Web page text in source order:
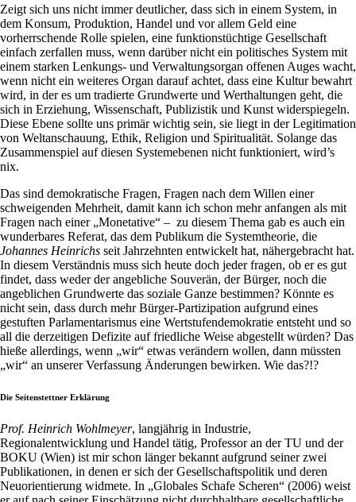
Zeigt sich uns nicht immer deutlicher, dass sich in einem System, in
dem Konsum, Produktion, Handel und vor allem Geld eine
vorherrschende Rolle spielen, eine funktionstüchtige Gesellschaft
einfach zerfallen muss, wenn darüber nicht ein politisches System mit
einem starken Lenkungs- und Verwaltungsorgan offenen Auges wacht,
wenn nicht ein weiteres Organ darauf achtet, dass eine Kultur bewahrt
wird, in der es um tradierte Grundwerte und Werthaltungen geht, die
sich in Erziehung, Wissenschaft, Publizistik und Kunst widerspiegeln.
Diese Ebene sollte uns primär wichtig sein, sie liegt in der Legitimation
von Weltanschauung, Ethik, Religion und Spiritualität. Solange das
Zusammenspiel auf diesen Systemebenen nicht funktioniert, wird’s
nix.
Das sind demokratische Fragen, Fragen nach dem Willen einer
schweigenden Mehrheit, damit kann ich schon mehr anfangen als mit
Fragen nach einer „Monetative“ – zu diesem Thema gab es auch ein
wunderbares Referat, das dem Publikum die Systemtheorie, die
Johannes Heinrichs seit Jahrzehnten entwickelt hat, nähergebracht hat.
In diesem Verständnis muss sich heute doch jeder fragen, ob er es gut
findet, dass weder der angebliche Souverän, der Bürger, noch die
angeblichen Grundwerte das soziale Ganze bestimmen? Könnte es
nicht sein, dass durch mehr Bürger-Partizipation aufgrund eines
gestuften Parlamentarismus eine Wertstufendemokratie entsteht und so
all die derzeitigen Defizite auf friedliche Weise abgestellt würden? Das
hieße allerdings, wenn „wir“ etwas verändern wollen, dann müssten
„wir“ an unserer Verfassung Änderungen bewirken. Wie das?!?
Die Seitenstettner Erklärung
Prof. Heinrich Wohlmeyer, langjährig in Industrie,
Regionalentwicklung und Handel tätig, Professor an der TU und der
BOKU (Wien) ist mir schon länger bekannt aufgrund seiner zwei
Publikationen, in denen er sich der Gesellschaftspolitik und deren
Neuorientierung widmete. In „Globales Schafe Scheren“ (2006) weist